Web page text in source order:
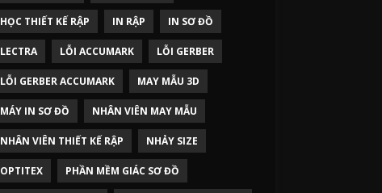
HỌC THIẾT KẾ RẬP IN RẬP IN SƠ ĐỒ
LECTRA LỖI ACCUMARK LỖI GERBER
LỖI GERBER ACCUMARK MAY MẪU 3D
MÁY IN SƠ ĐỒ NHÂN VIÊN MAY MẪU
NHÂN VIÊN THIẾT KẾ RẬP NHẢY SIZE
OPTITEX PHẦN MỀM GIÁC SƠ ĐỒ